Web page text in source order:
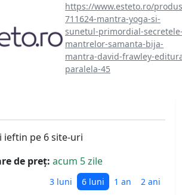
https://www.esteto.ro/
711624-mantra-yoga-si-
sunetul-primordial-
mantrelor-samanta-bija-
mantra-david-frawley-
paralela-45
ieftin pe 6 site-uri
de preț: acum 5 zile
3 luni 6 luni 1 an 2 ani